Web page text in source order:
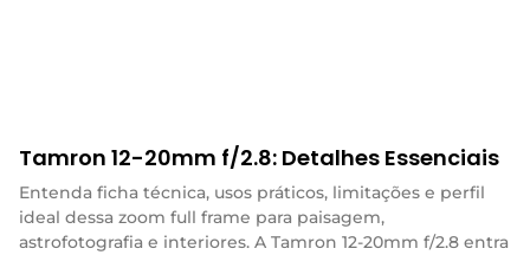
Tamron 12-20mm f/2.8: Detalhes Essenciais
Entenda ficha técnica, usos práticos, limitações e perfil
ideal dessa zoom full frame para paisagem,
astrofotografia e interiores. A Tamron 12-20mm f/2.8 entra